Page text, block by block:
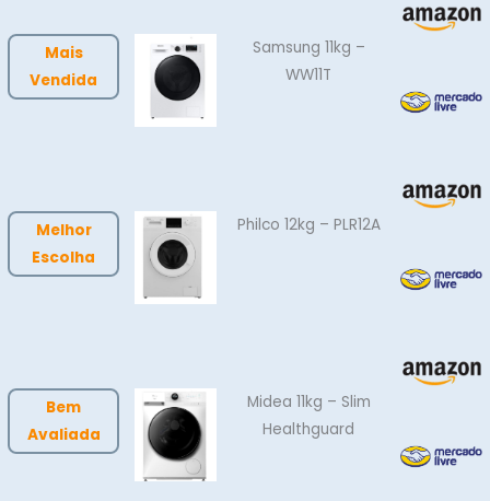
Mais
Vendida
Samsung 11kg –
WW11T
Melhor
Escolha
Philco 12kg – PLR12A
Bem
Avaliada
Midea 11kg – Slim
Healthguard